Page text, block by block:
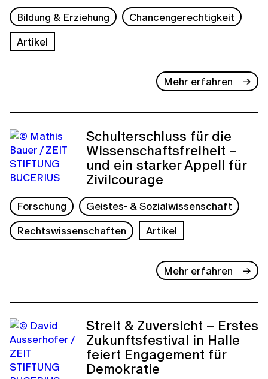
Bildung & Erziehung
Chancengerechtigkeit
Artikel
Mehr erfahren
Schulterschluss für die
Wissenschaftsfreiheit –
und ein starker Appell für
Zivilcourage
Forschung
Geistes- & Sozialwissenschaft
Rechtswissenschaften
Artikel
Mehr erfahren
Streit & Zuversicht – Erstes
Zukunftsfestival in Halle
feiert Engagement für
Demokratie